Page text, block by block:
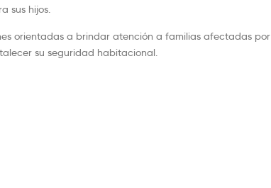
sus hijos.
orientadas a brindar atención a familias afectadas por
su seguridad habitacional.